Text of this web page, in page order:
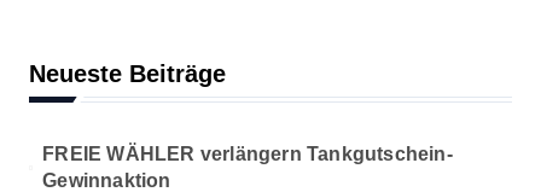
Neueste Beiträge
FREIE WÄHLER verlängern Tankgutschein-
Gewinnaktion